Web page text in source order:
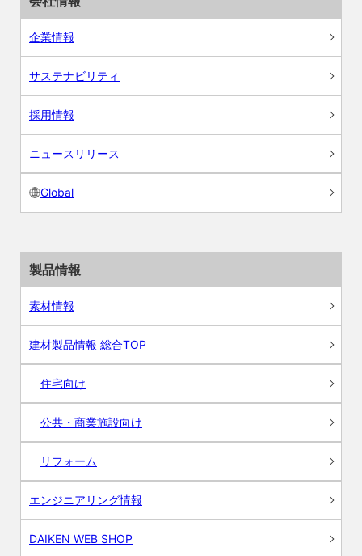
企業情報
サステナビリティ
採用情報
ニュースリリース
Global
製品情報
素材情報
建材製品情報 総合TOP
住宅向け
公共・商業施設向け
リフォーム
エンジニアリング情報
DAIKEN WEB SHOP